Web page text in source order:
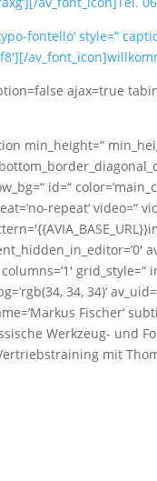
fontello‘ style=“
ajax=true
min_height=“
id=“
repeat‘ video=“
grid_style=“
34, 34)‘
Fischer‘
Werkzeug- und
mit